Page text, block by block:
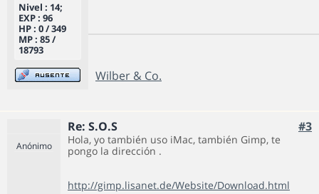
Nivel : 14;
EXP : 96
HP : 0 / 349
MP : 85 /
18793
Wilber & Co.
Re: S.O.S #3
Anónimo
Hola, yo también uso iMac, también Gimp, te
pongo la dirección .
http://gimp.lisanet.de/Website/Download.html